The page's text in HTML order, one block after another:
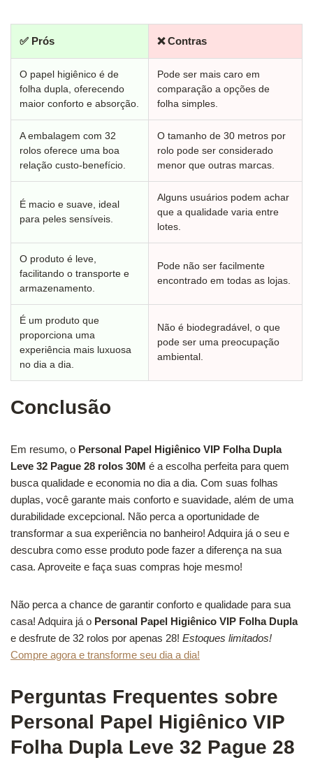
✅ Prós ❌ Contras
O papel higiênico é de
folha dupla, oferecendo
maior conforto e absorção.
Pode ser mais caro em
comparação a opções de
folha simples.
A embalagem com 32
rolos oferece uma boa
relação custo-benefício.
O tamanho de 30 metros por
rolo pode ser considerado
menor que outras marcas.
É macio e suave, ideal
para peles sensíveis.
Alguns usuários podem achar
que a qualidade varia entre
lotes.
O produto é leve,
facilitando o transporte e
armazenamento.
Pode não ser facilmente
encontrado em todas as lojas.
É um produto que
proporciona uma
experiência mais luxuosa
no dia a dia.
Não é biodegradável, o que
pode ser uma preocupação
ambiental.
Conclusão
Em resumo, o Personal Papel Higiênico VIP Folha Dupla
Leve 32 Pague 28 rolos 30M é a escolha perfeita para quem
busca qualidade e economia no dia a dia. Com suas folhas
duplas, você garante mais conforto e suavidade, além de uma
durabilidade excepcional. Não perca a oportunidade de
transformar a sua experiência no banheiro! Adquira já o seu e
descubra como esse produto pode fazer a diferença na sua
casa. Aproveite e faça suas compras hoje mesmo!
Não perca a chance de garantir conforto e qualidade para sua
casa! Adquira já o Personal Papel Higiênico VIP Folha Dupla
e desfrute de 32 rolos por apenas 28! Estoques limitados!
Compre agora e transforme seu dia a dia!
Perguntas Frequentes sobre
Personal Papel Higiênico VIP
Folha Dupla Leve 32 Pague 28